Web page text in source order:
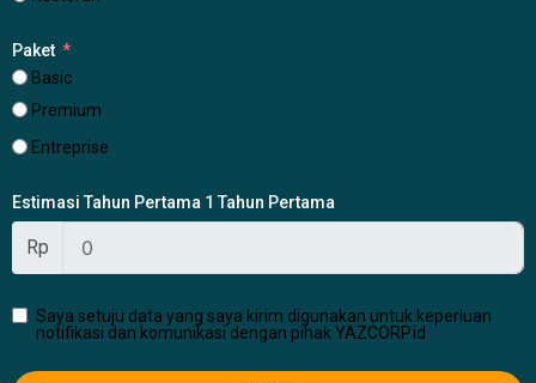
Paket
Basic
Premium
Entreprise
Estimasi Tahun Pertama 1 Tahun Pertama
Rp
Saya setuju data yang saya kirim digunakan untuk keperluan
notifikasi dan komunikasi dengan pihak YAZCORP.id